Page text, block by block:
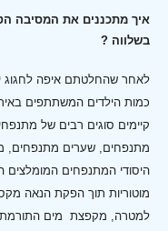
איך מתכננים את המסיבה
בשלווה ?
לאחר שהחלטתם איפה לחגוג
כמות הילדים המשתתפים
קיימים סוגים רבים של
מתנפחים, שערים מתנפחים,
היסודי המתנפחים המומלצים
מוטוריות תוך הפקת הנאה
למטרה, מקפצת מים התורמת